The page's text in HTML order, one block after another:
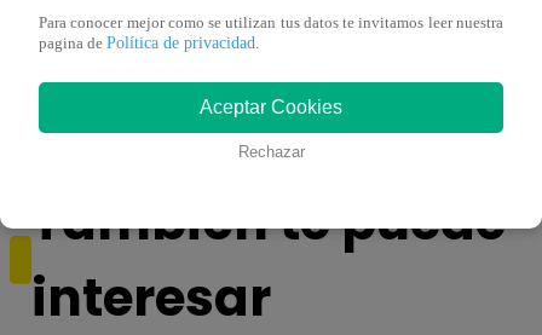
¿Por qué Nelly Rossinelli se volvió viral
antes de Navidad?
También te puede
interesar
Para conocer mejor como se utilizan tus datos te invitamos leer nuestra
pagina de Política de privacidad.
Aceptar Cookies
Rechazar